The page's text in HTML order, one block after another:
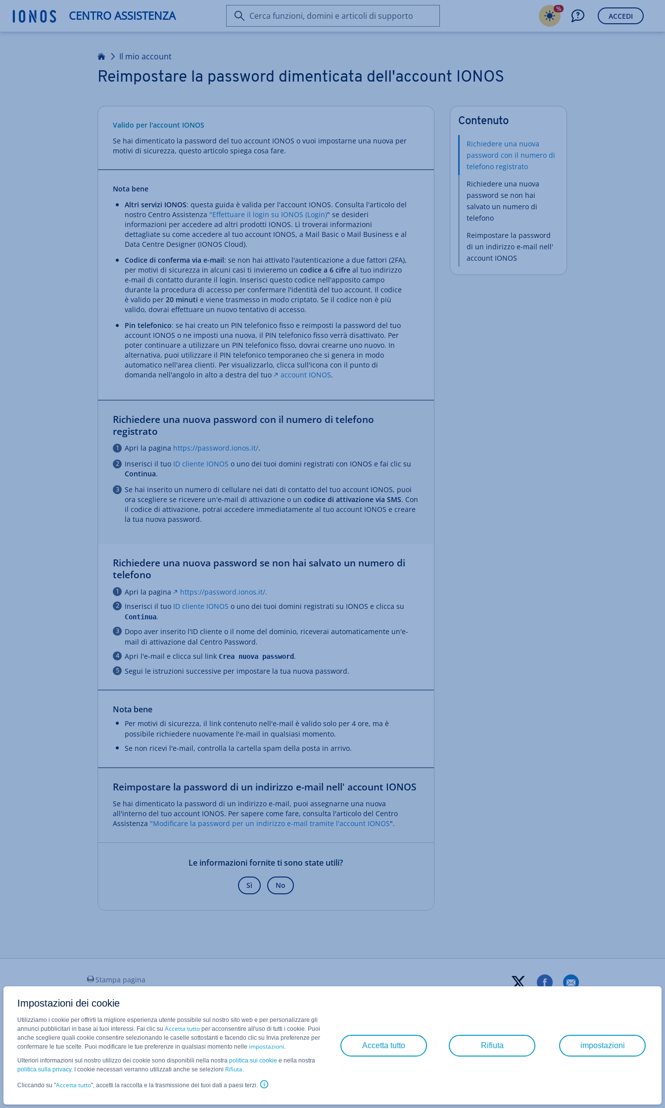
CENTRO ASSISTENZA
Cerca
funzioni,
supporto
%
ACCEDI
Homepage Il mio account
Reimpostare la password dimenticata dell'account IONOS
Valido per l'account IONOS
Se hai dimenticato la password del tuo account IONOS o vuoi impostarne una nuova per
motivi di sicurezza, questo articolo spiega cosa fare.
Nota bene
Altri servizi IONOS: questa guida è valida per l'account IONOS. Consulta l'articolo del
nostro Centro Assistenza "Effettuare il login su IONOS (Login)" se desideri
informazioni per accedere ad altri prodotti IONOS. Lì troverai informazioni
dettagliate su come accedere al tuo account IONOS, a Mail Basic o Mail Business e al
Data Centre Designer (IONOS Cloud).
Codice di conferma via e-mail: se non hai attivato l'autenticazione a due fattori (2FA),
per motivi di sicurezza in alcuni casi ti invieremo un codice a 6 cifre al tuo indirizzo
e-mail di contatto durante il login. Inserisci questo codice nell'apposito campo
durante la procedura di accesso per confermare l'identità del tuo account. Il codice
è valido per 20 minuti e viene trasmesso in modo criptato. Se il codice non è più
valido, dovrai effettuare un nuovo tentativo di accesso.
Pin telefonico: se hai creato un PIN telefonico fisso e reimposti la password del tuo
account IONOS o ne imposti una nuova, il PIN telefonico fisso verrà disattivato. Per
poter continuare a utilizzare un PIN telefonico fisso, dovrai crearne uno nuovo. In
alternativa, puoi utilizzare il PIN telefonico temporaneo che si genera in modo
automatico nell'area clienti. Per visualizzarlo, clicca sull'icona con il punto di
domanda nell'angolo in alto a destra del tuo
account IONOS.
Richiedere una nuova password con il numero di telefono
registrato
Apri la pagina https://password.ionos.it/.
Inserisci il tuo ID cliente IONOS o uno dei tuoi domini registrati con IONOS e fai clic su
Continua.
Se hai inserito un numero di cellulare nei dati di contatto del tuo account IONOS, puoi
ora scegliere se ricevere un'e-mail di attivazione o un codice di attivazione via SMS. Con
il codice di attivazione, potrai accedere immediatamente al tuo account IONOS e creare
la tua nuova password.
Richiedere una nuova password se non hai salvato un numero di
telefono
Apri la pagina
https://password.ionos.it/.
Inserisci il tuo ID cliente IONOS o uno dei tuoi domini registrati su IONOS e clicca su
Continua.
Dopo aver inserito l'ID cliente o il nome del dominio, riceverai automaticamente un'e-
mail di attivazione dal Centro Password.
Apri l'e-mail e clicca sul link Crea nuova password.
Segui le istruzioni successive per impostare la tua nuova password.
Nota bene
Per motivi di sicurezza, il link contenuto nell'e-mail è valido solo per 4 ore, ma è
possibile richiedere nuovamente l'e-mail in qualsiasi momento.
Se non ricevi l'e-mail, controlla la cartella spam della posta in arrivo.
Reimpostare la password di un indirizzo e-mail nell' account IONOS
Se hai dimenticato la password di un indirizzo e-mail, puoi assegnarne una nuova
all'interno del tuo account IONOS. Per sapere come fare, consulta l'articolo del Centro
Assistenza "Modificare la password per un indirizzo e-mail tramite l'account IONOS".
Le informazioni fornite ti sono state utili?
Sì No
Contenuto
Richiedere una nuova
password con il numero di
telefono registrato
Richiedere una nuova
password se non hai
salvato un numero di
telefono
Reimpostare la password
di un indirizzo e-mail nell'
account IONOS
Stampa pagina
Applicazione Mobile IONOS
Impostazioni dei cookie
Utilizziamo i cookie per offrirti la migliore esperienza utente possibile sul nostro sito web e per personalizzare gli
annunci pubblicitari in base ai tuoi interessi. Fai clic su Accetta tuttoper acconsentire all'uso di tutti i cookie. Puoi
anche scegliere quali cookie consentire selezionando le caselle sottostanti e facendo clic su Invia preferenze per
confermare le tue scelte. Puoi modificare le tue preferenze in qualsiasi momento nelle impostazioni.
Ulteriori informazioni sul nostro utilizzo dei cookie sono disponibili nella nostra politica sui cookie e nella nostra
politica sulla privacy. I cookie necessari verranno utilizzati anche se selezioni Rifiuta.
Cliccando su "Accetta tutto", accetti la raccolta e la trasmissione dei tuoi dati a paesi terzi.
Accetta tutto Rifiuta impostazioni